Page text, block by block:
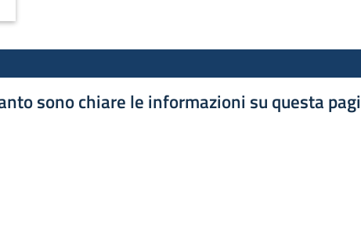
sono chiare le informazioni su questa